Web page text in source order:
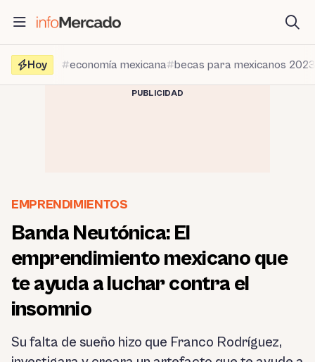
contenido
Hoy
economía mexicana becas para mexicanos 2023
PUBLICIDAD
EMPRENDIMIENTOS
Banda Neutónica: El
emprendimiento mexicano que
te ayuda a luchar contra el
insomnio
Su falta de sueño hizo que Franco Rodríguez,